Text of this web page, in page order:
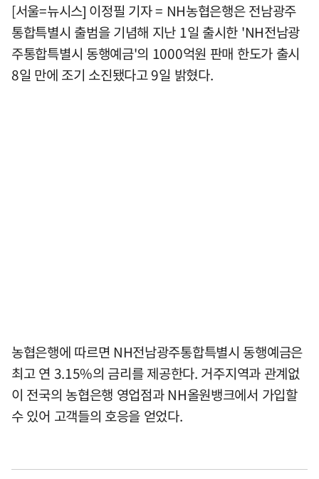
[서울=뉴시스] 이정필 기자 = NH농협은행은 전남광주
통합특별시 출범을 기념해 지난 1일 출시한 'NH전남광
주통합특별시 동행예금'의 1000억원 판매 한도가 출시
8일 만에 조기 소진됐다고 9일 밝혔다.
농협은행에 따르면 NH전남광주통합특별시 동행예금은
최고 연 3.15%의 금리를 제공한다. 거주지역과 관계없
이 전국의 농협은행 영업점과 NH올원뱅크에서 가입할
수 있어 고객들의 호응을 얻었다.